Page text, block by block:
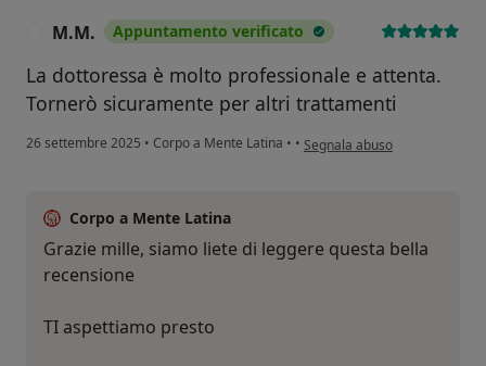
M.M. Appuntamento verificato
La dottoressa è molto professionale e attenta.
Tornerò sicuramente per altri trattamenti
26 settembre 2025 • Corpo a Mente Latina • • secondo l'opinione dell'utente
Segnala abuso
Corpo a Mente Latina
Grazie mille, siamo liete di leggere questa bella
recensione
TI aspettiamo presto